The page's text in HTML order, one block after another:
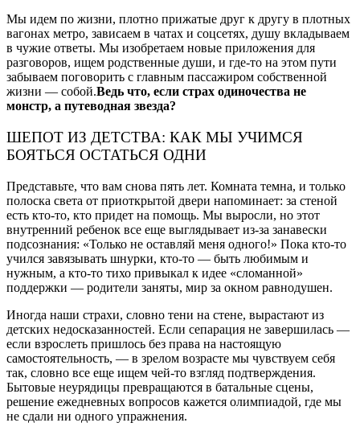
Мы идем по жизни, плотно прижатые друг к другу в плотных
вагонах метро, зависаем в чатах и соцсетях, душу вкладываем
в чужие ответы. Мы изобретаем новые приложения для
разговоров, ищем родственные души, и где-то на этом пути
забываем поговорить с главным пассажиром собственной
жизни — собой.Ведь что, если страх одиночества не
монстр, а путеводная звезда?
ШЕПОТ ИЗ ДЕТСТВА: КАК МЫ УЧИМСЯ
БОЯТЬСЯ ОСТАТЬСЯ ОДНИ
Представьте, что вам снова пять лет. Комната темна, и только
полоска света от приоткрытой двери напоминает: за стеной
есть кто-то, кто придет на помощь. Мы выросли, но этот
внутренний ребенок все еще выглядывает из-за занавески
подсознания: «Только не оставляй меня одного!» Пока кто-то
учился завязывать шнурки, кто-то — быть любимым и
нужным, а кто-то тихо привыкал к идее «сломанной»
поддержки — родители заняты, мир за окном равнодушен.
Иногда наши страхи, словно тени на стене, вырастают из
детских недосказанностей. Если сепарация не завершилась —
если взрослеть пришлось без права на настоящую
самостоятельность, — в зрелом возрасте мы чувствуем себя
так, словно все еще ищем чей-то взгляд подтверждения.
Бытовые неурядицы превращаются в батальные сцены,
решение ежедневных вопросов кажется олимпиадой, где мы
не сдали ни одного упражнения.